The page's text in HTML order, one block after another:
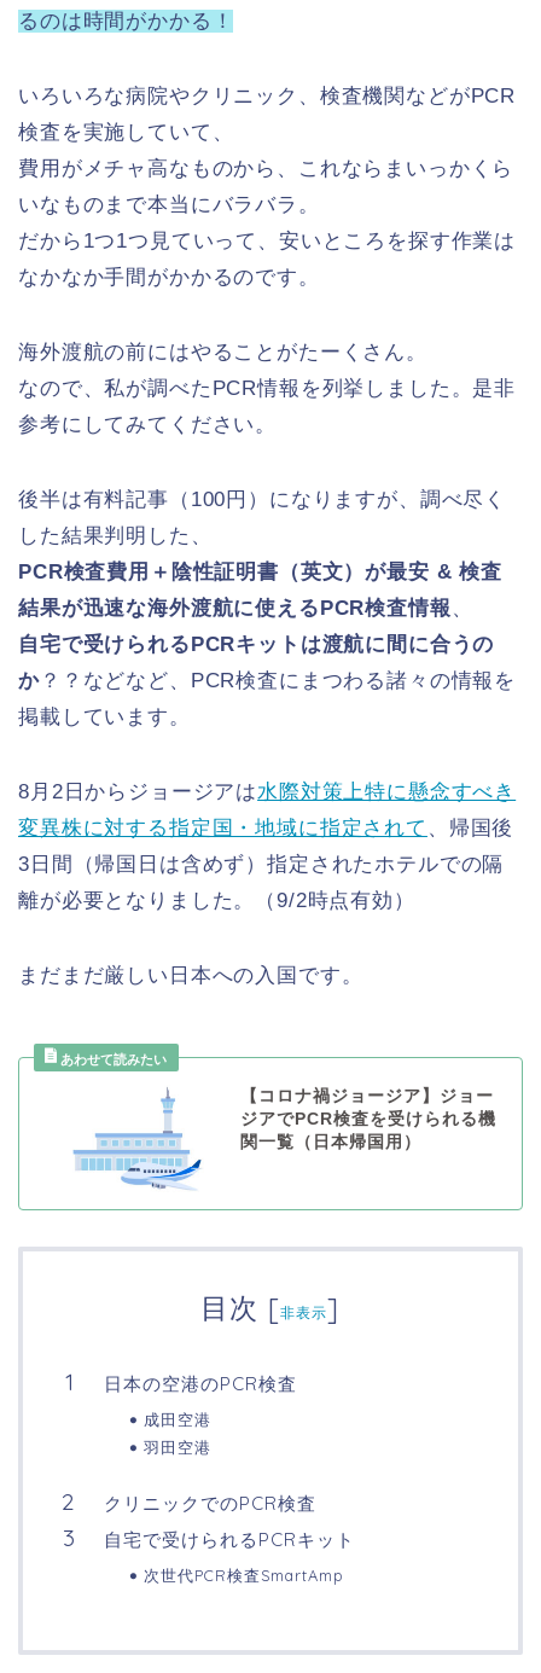
るのは時間がかかる！
いろいろな病院やクリニック、検査機関などがPCR
検査を実施していて、
費用がメチャ高なものから、これならまいっかくら
いなものまで本当にバラバラ。
だから1つ1つ見ていって、安いところを探す作業は
なかなか手間がかかるのです。
海外渡航の前にはやることがたーくさん。
なので、私が調べたPCR情報を列挙しました。是非
参考にしてみてください。
後半は有料記事（100円）になりますが、調べ尽く
した結果判明した、
PCR検査費用＋陰性証明書（英文）が最安 & 検査
結果が迅速な海外渡航に使えるPCR検査情報 、
自宅で受けられるPCRキットは渡航に間に合うの
か？？などなど、PCR検査にまつわる諸々の情報を
掲載しています。
8月2日からジョージアは水際対策上特に懸念すべき
変異株に対する指定国・地域に指定されて 、帰国後
3日間（帰国日は含めず）指定されたホテルでの隔
離が必要となりました。（9/2時点有効）
まだまだ厳しい日本への入国です。
【コロナ禍ジョージア】ジョー
ジアでPCR検査を受けられる機
関一覧（日本帰国用）
目次 [非表示]
日本の空港のPCR検査
成田空港
羽田空港
クリニックでのPCR検査
自宅で受けられるPCRキット
次世代PCR検査SmartAmp